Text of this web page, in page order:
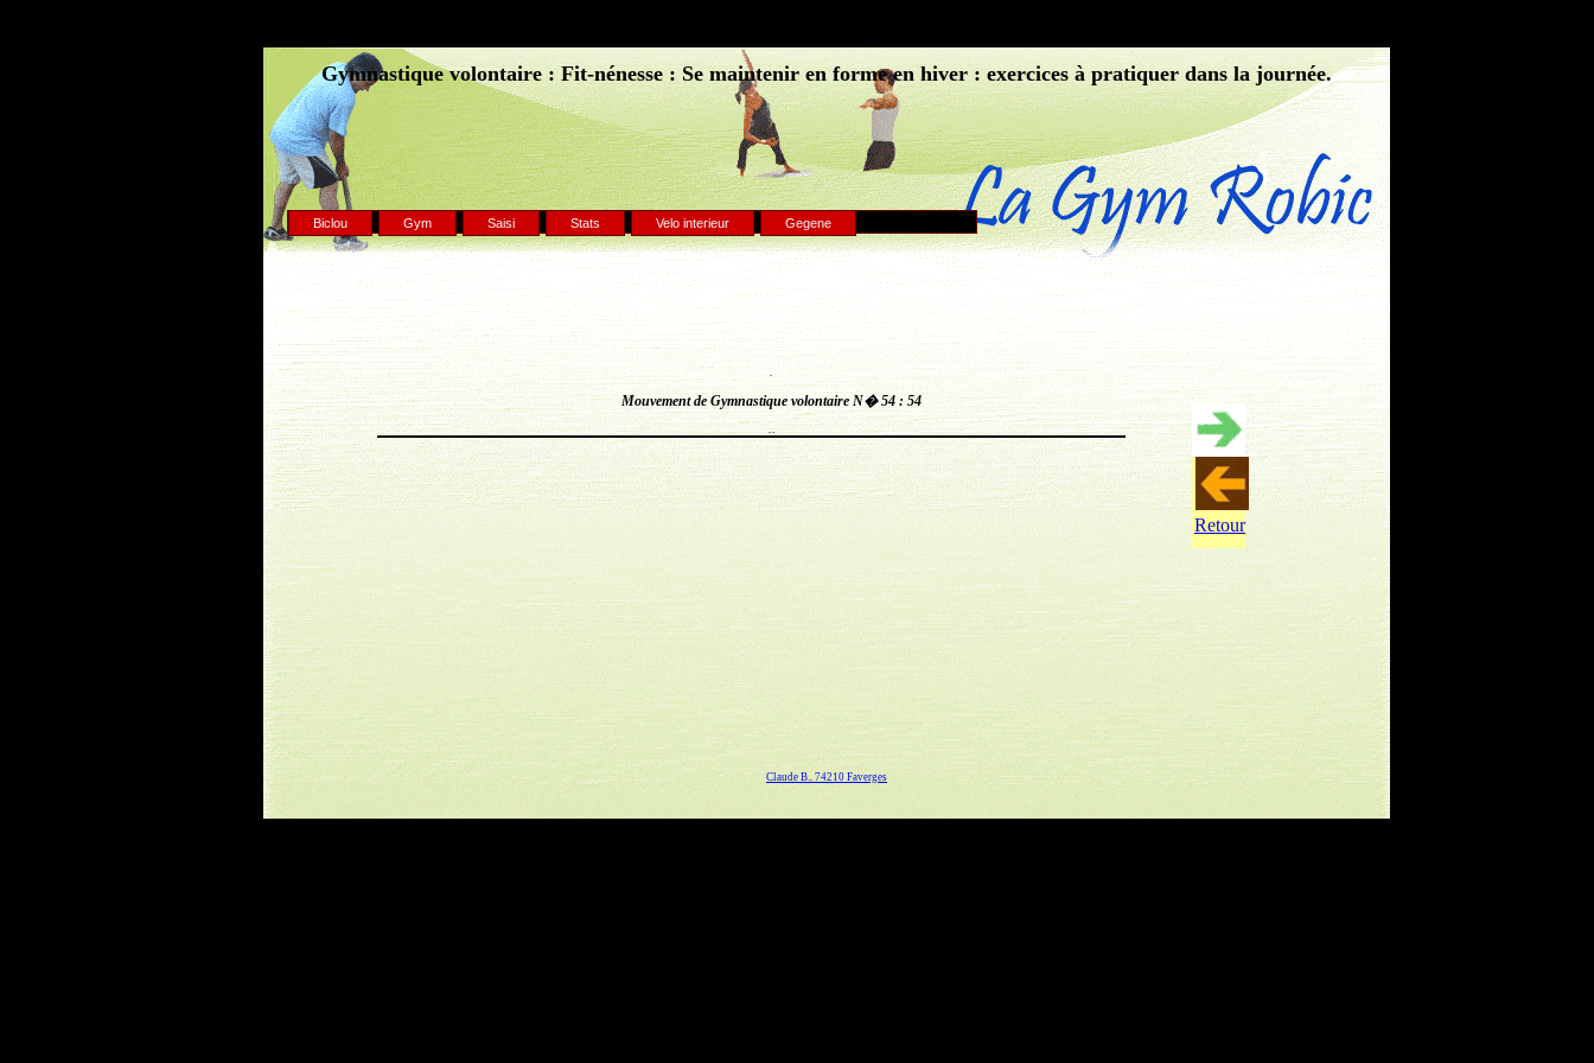
.
Mouvement de Gymnastique volontaire N� 54 : 54
..
Claude B.. 74210 Faverges
Retour
Biclou Gym Saisi Stats Velo interieur Gegene
Gymnastique volontaire : Fit-nénesse : Se maintenir en forme en hiver : exercices à pratiquer dans la journée.